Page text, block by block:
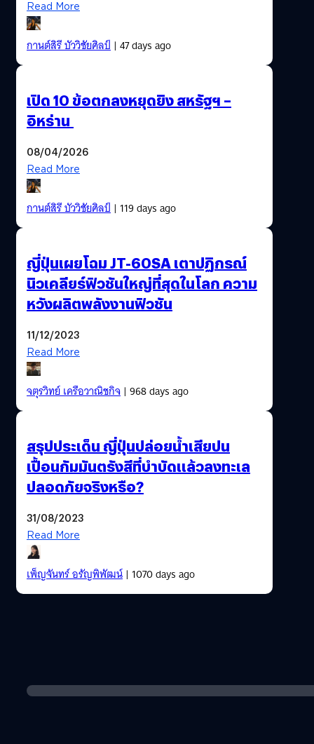
Read More
กานต์สิรี บัววิชัยศิลป์| 47 days ago
เปิด 10 ข้อตกลงหยุดยิง สหรัฐฯ​ –
อิหร่าน
08/04/2026
Read More
กานต์สิรี บัววิชัยศิลป์| 119 days ago
ญี่ปุ่นเผยโฉม JT-60SA เตาปฏิกรณ์
นิวเคลียร์ฟิวชันใหญ่ที่สุดในโลก ความ
หวังผลิตพลังงานฟิวชัน
11/12/2023
Read More
จตุรวิทย์ เครือวาณิชกิจ| 968 days ago
สรุปประเด็น ญี่ปุ่นปล่อยน้ำเสียปน
เปื้อนกัมมันตรังสีที่บำบัดแล้วลงทะเล
ปลอดภัยจริงหรือ?
31/08/2023
Read More
เพ็ญจันทร์ อรัญพิพัฒน์| 1070 days ago